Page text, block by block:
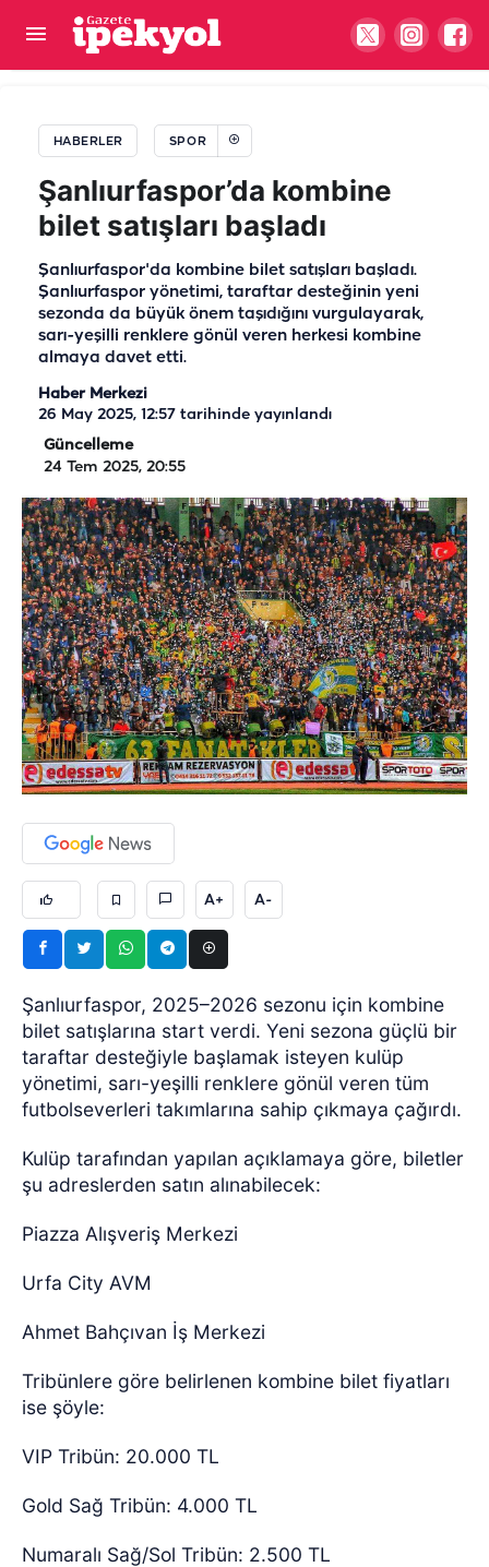
HABERLER SPOR
Şanlıurfaspor’da kombine
bilet satışları başladı
Şanlıurfaspor'da kombine bilet satışları başladı.
Şanlıurfaspor yönetimi, taraftar desteğinin yeni
sezonda da büyük önem taşıdığını vurgulayarak,
sarı-yeşilli renklere gönül veren herkesi kombine
almaya davet etti.
Haber Merkezi
26 May 2025, 12:57 tarihinde yayınlandı
Güncelleme
24 Tem 2025, 20:55
A+ A-
Şanlıurfaspor, 2025–2026 sezonu için kombine
bilet satışlarına start verdi. Yeni sezona güçlü bir
taraftar desteğiyle başlamak isteyen kulüp
yönetimi, sarı-yeşilli renklere gönül veren tüm
futbolseverleri takımlarına sahip çıkmaya çağırdı.
Kulüp tarafından yapılan açıklamaya göre, biletler
şu adreslerden satın alınabilecek:
Piazza Alışveriş Merkezi
Urfa City AVM
Ahmet Bahçıvan İş Merkezi
Tribünlere göre belirlenen kombine bilet fiyatları
ise şöyle:
VIP Tribün: 20.000 TL
Gold Sağ Tribün: 4.000 TL
Numaralı Sağ/Sol Tribün: 2.500 TL
Şanlıurfa temsilcisi ilk etabı tamamladı! Sıradaki